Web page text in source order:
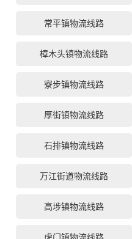
常平镇物流线路
樟木头镇物流线路
寮步镇物流线路
厚街镇物流线路
石排镇物流线路
万江街道物流线路
高埗镇物流线路